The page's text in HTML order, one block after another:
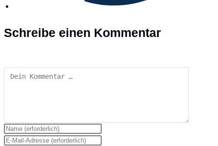
Schreibe einen Kommentar
Gib
deinen
Gib